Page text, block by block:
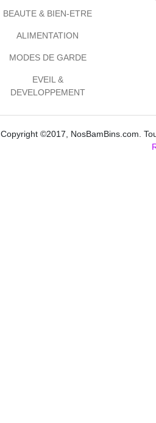
BEAUTE & BIEN-ETRE
ALIMENTATION
MODES DE GARDE
EVEIL &
DEVELOPPEMENT
Copyright ©2017, NosBamBins.com.